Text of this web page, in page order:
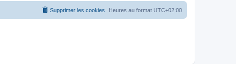
Heures au format UTC+02:00
Supprimer les cookies